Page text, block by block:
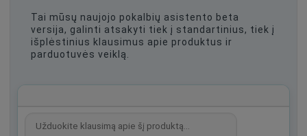
Tai mūsų naujojo pokalbių asistento beta
versija, galinti atsakyti tiek į standartinius, tiek į
išplėstinius klausimus apie produktus ir
parduotuvės veiklą.